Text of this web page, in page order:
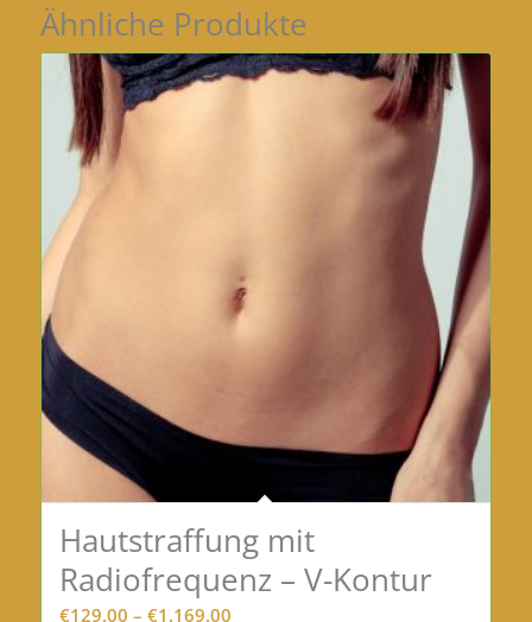
Ähnliche Produkte
Hautstraffung mit
Radiofrequenz – V-Kontur
€129,00 – €1.169,00Preisspanne: